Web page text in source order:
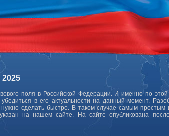
поля в Российской Федерации. И именно по
в его актуальности на данный момент.
сделать быстро. В таком случае самым
на нашем сайте. На сайте опубликована